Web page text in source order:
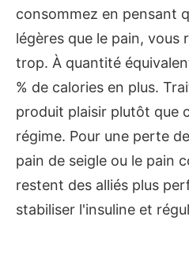
consommez en pensant
légères que le pain, vous
trop. À quantité
% de calories en plus.
produit plaisir plutôt que
régime. Pour une perte
pain de seigle ou le pain
restent des alliés plus
stabiliser l'insuline et